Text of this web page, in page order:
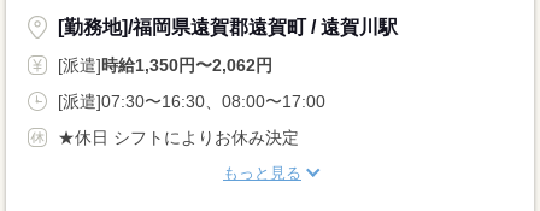
[勤務地]/福岡県遠賀郡遠賀町 / 遠賀川駅
[派遣]時給1,350円〜2,062円
[派遣]07:30〜16:30、08:00〜17:00
★休日 シフトによりお休み決定
もっと見る